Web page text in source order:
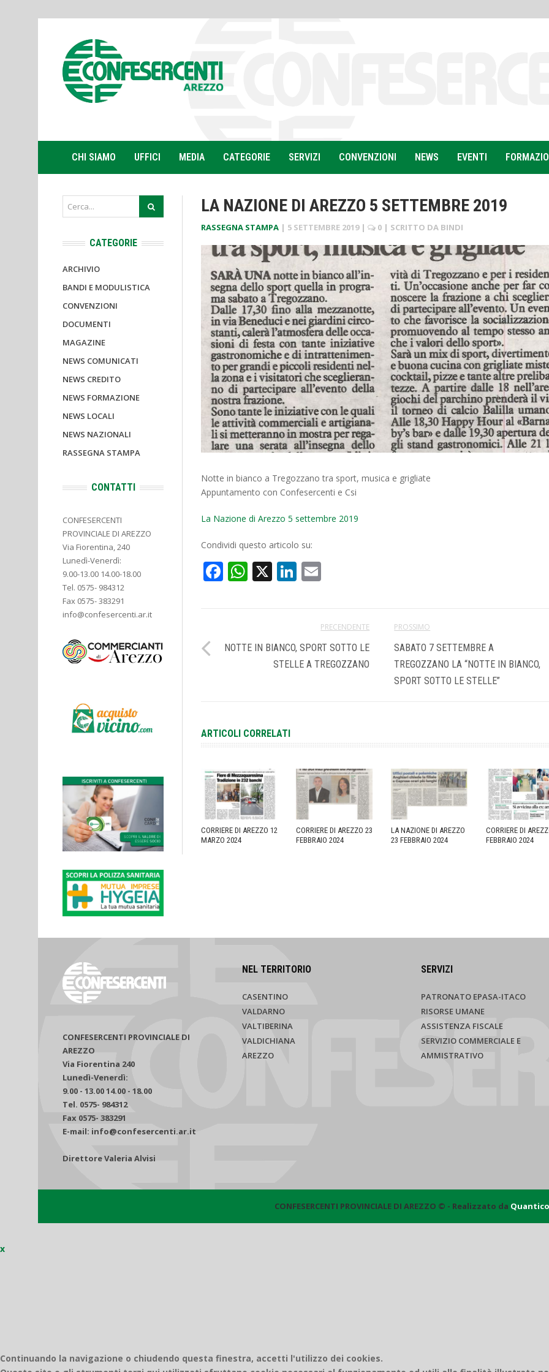
CHI SIAMO UFFICI MEDIA CATEGORIE SERVIZI CONVENZIONI NEWS EVENTI
LA NAZIONE DI AREZZO 5 SETTEMBRE 2019
RASSEGNA STAMPA | 5 SETTEMBRE 2019 | 0 | SCRITTO DA BINDI
Notte in bianco a Tregozzano tra sport, musica e grigliate
Appuntamento con Confesercenti e Csi
La Nazione di Arezzo 5 settembre 2019
Condividi questo articolo su:
Facebook
WhatsApp
X LinkedIn
PRECENDENTE
NOTTE IN BIANCO, SPORT SOTTO LE
STELLE A TREGOZZANO
PROSSIMO
SABATO 7 SETTEMBRE A
TREGOZZANO LA “NOTTE IN BIANCO,
SPORT SOTTO LE STELLE”
ARTICOLI CORRELATI
CORRIERE DI AREZZO 12
MARZO 2024
CORRIERE DI AREZZO 23
FEBBRAIO 2024
LA NAZIONE DI AREZZO
23 FEBBRAIO 2024
CORRIERE DI
FEBBRAIO 2024
CATEGORIE
ARCHIVIO
BANDI E MODULISTICA
CONVENZIONI
DOCUMENTI
MAGAZINE
NEWS COMUNICATI
NEWS CREDITO
NEWS FORMAZIONE
NEWS LOCALI
NEWS NAZIONALI
RASSEGNA STAMPA
CONTATTI
CONFESERCENTI
PROVINCIALE DI AREZZO
Via Fiorentina, 240
Lunedì-Venerdì:
9.00-13.00 14.00-18.00
Tel. 0575- 984312
Fax 0575- 383291
info@confesercenti.ar.it
CONFESERCENTI PROVINCIALE DI
AREZZO
Via Fiorentina 240
Lunedì-Venerdì:
9.00 - 13.00 14.00 - 18.00
Tel. 0575- 984312
Fax 0575- 383291
E-mail: info@confesercenti.ar.it
Direttore Valeria Alvisi
NEL TERRITORIO
CASENTINO
VALDARNO
VALTIBERINA
VALDICHIANA
AREZZO
SERVIZI
PATRONATO EPASA-ITACO
RISORSE UMANE
ASSISTENZA FISCALE
SERVIZIO COMMERCIALE E
AMMISTRATIVO
CONFESERCENTI PROVINCIALE DI AREZZO © - Realizzato da Quantico
x
Continuando la navigazione o chiudendo questa finestra, accetti l'utilizzo dei cookies.